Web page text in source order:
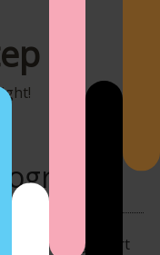
mir fotografiert